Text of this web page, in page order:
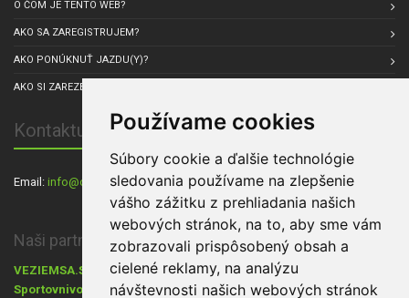
Používame cookies
Súbory cookie a ďalšie technológie
sledovania používame na zlepšenie
vášho zážitku z prehliadania našich
webových stránok, na to, aby sme vám
zobrazovali prispôsobený obsah a
cielené reklamy, na analýzu
návštevnosti našich webových stránok
O ČOM JE TENTO WEB?
AKO SA ZAREGISTRUJEM?
AKO PONÚKNUŤ JAZDU(Y)?
AKO SI ZAREZERVOVAŤ JAZDU?
Kontaktuj nás
Email: info@carpul.eu, Sídlo spoločnosti: Praha, Česká republika
Naši partneri:
VEZIEMSA.SK - Dovoz áut zo zahraničia, Cestovanie s Walkers.sk
Sportovnivozy.cz- inzerce sportovních aut,Ráj aut- inzerce nových i